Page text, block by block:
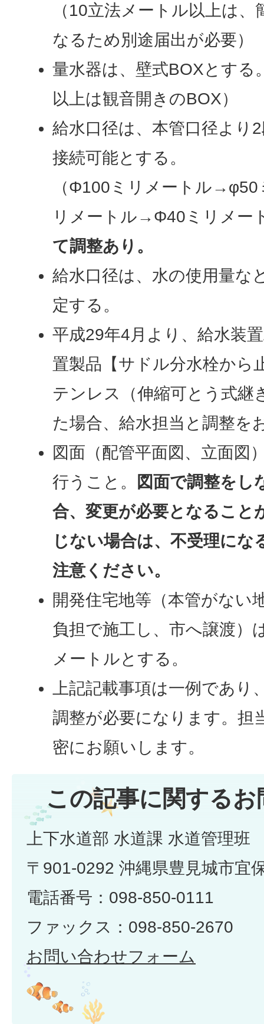
（10立法メートル以上は
なるため別途届出が必要）
量水器は、壁式BOXとす
以上は観音開きのBOX）
給水口径は、本管口径より
接続可能とする。
（Φ100ミリメートル
リメートル→Φ40ミリメー
て調整あり。
給水口径は、水の使用量な
定する。
平成29年4月より、給水装
置製品【サドル分水栓から
テンレス（伸縮可とう式継
た場合、給水担当と調整を
図面（配管平面図、立面図
行うこと。
図面で調整をし
合、変更が必要となること
じない場合は、不受理にな
注意ください。
開発住宅地等（本管がない
負担で施工し、市へ譲渡）
メートルとする。
上記記載事項は一例であ
調整が必要になります。担
密にお願いします。
この記事に関する
上下水道部 水道課 水道管理班
〒901-0292 沖縄県豊見城市宜
電話番号：098-850-0111
ファックス：098-850-2670
お問い合わせフォーム